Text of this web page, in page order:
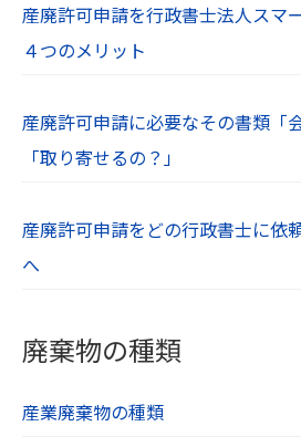
産廃許可申請を行政書士法人スマ
４つのメリット
産廃許可申請に必要なその書類「
「取り寄せるの？」
産廃許可申請をどの行政書士に依
へ
廃棄物の種類
産業廃棄物の種類